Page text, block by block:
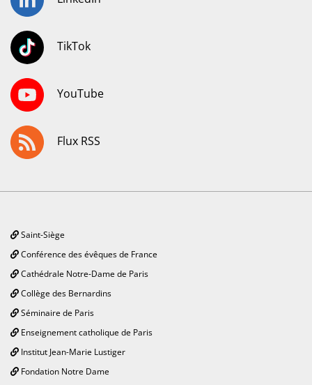
TikTok
YouTube
Flux RSS
Saint-Siège
Conférence des évêques de France
Cathédrale Notre-Dame de Paris
Collège des Bernardins
Séminaire de Paris
Enseignement catholique de Paris
Institut Jean-Marie Lustiger
Fondation Notre Dame